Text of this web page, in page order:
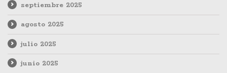
septiembre 2025
agosto 2025
julio 2025
junio 2025